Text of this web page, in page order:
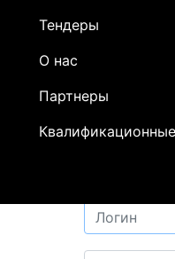
Тендеры
О нас
Партнеры